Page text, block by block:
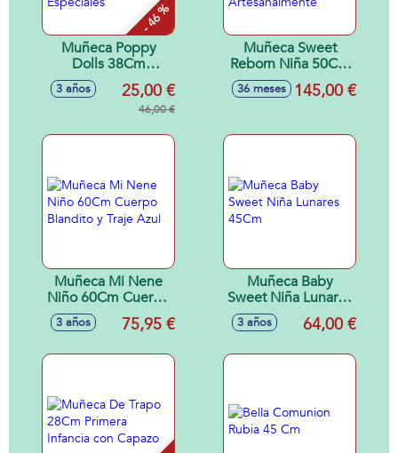
- 46 %
Muñeca Poppy
Dolls 38Cm
Toquilla De Lana
Rosa Con Luces Y
Sonidos Especiales
3 años 25,00 €
46,00 €
Muñeca Sweet
Reborn Niña 50Cm
Con Toquilla
Pijama, Hecho
36 meses 145,00 €
Muñeca Mi Nene
Niño 60Cm Cuerpo
Blandito y Traje
Azul
3 años 75,95 €
Muñeca Baby
Sweet Niña Lunares
45Cm
3 años 64,00 €